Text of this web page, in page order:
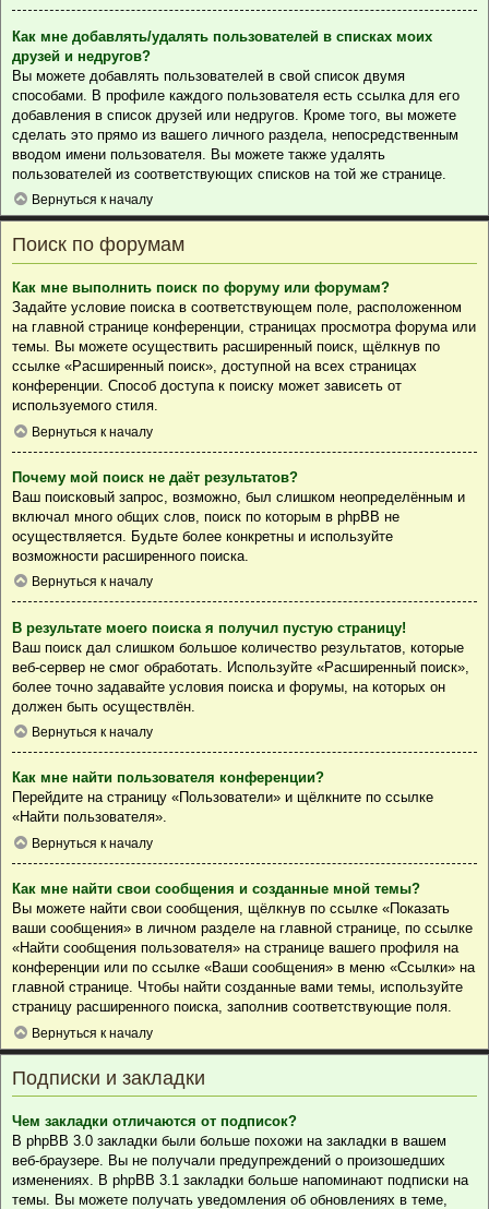
Как мне добавлять/удалять пользователей в списках моих
друзей и недругов?
Вы можете добавлять пользователей в свой список двумя
способами. В профиле каждого пользователя есть ссылка для его
добавления в список друзей или недругов. Кроме того, вы можете
сделать это прямо из вашего личного раздела, непосредственным
вводом имени пользователя. Вы можете также удалять
пользователей из соответствующих списков на той же странице.
Вернуться к началу
Поиск по форумам
Как мне выполнить поиск по форуму или форумам?
Задайте условие поиска в соответствующем поле, расположенном
на главной странице конференции, страницах просмотра форума или
темы. Вы можете осуществить расширенный поиск, щёлкнув по
ссылке «Расширенный поиск», доступной на всех страницах
конференции. Способ доступа к поиску может зависеть от
используемого стиля.
Вернуться к началу
Почему мой поиск не даёт результатов?
Ваш поисковый запрос, возможно, был слишком неопределённым и
включал много общих слов, поиск по которым в phpBB не
осуществляется. Будьте более конкретны и используйте
возможности расширенного поиска.
Вернуться к началу
В результате моего поиска я получил пустую страницу!
Ваш поиск дал слишком большое количество результатов, которые
веб-сервер не смог обработать. Используйте «Расширенный поиск»,
более точно задавайте условия поиска и форумы, на которых он
должен быть осуществлён.
Вернуться к началу
Как мне найти пользователя конференции?
Перейдите на страницу «Пользователи» и щёлкните по ссылке
«Найти пользователя».
Вернуться к началу
Как мне найти свои сообщения и созданные мной темы?
Вы можете найти свои сообщения, щёлкнув по ссылке «Показать
ваши сообщения» в личном разделе на главной странице, по ссылке
«Найти сообщения пользователя» на странице вашего профиля на
конференции или по ссылке «Ваши сообщения» в меню «Ссылки» на
главной странице. Чтобы найти созданные вами темы, используйте
страницу расширенного поиска, заполнив соответствующие поля.
Вернуться к началу
Подписки и закладки
Чем закладки отличаются от подписок?
В phpBB 3.0 закладки были больше похожи на закладки в вашем
веб-браузере. Вы не получали предупреждений о произошедших
изменениях. В phpBB 3.1 закладки больше напоминают подписки на
темы. Вы можете получать уведомления об обновлениях в теме,